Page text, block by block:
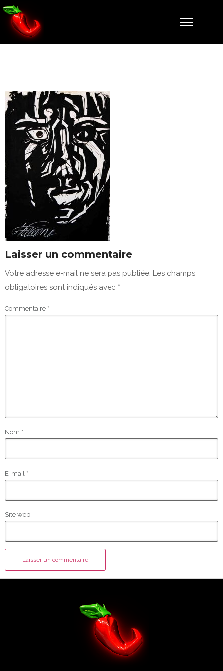
Laisser un commentaire
Votre adresse e-mail ne sera pas publiée. Les champs
obligatoires sont indiqués avec *
Commentaire *
Nom *
E-mail *
Site web